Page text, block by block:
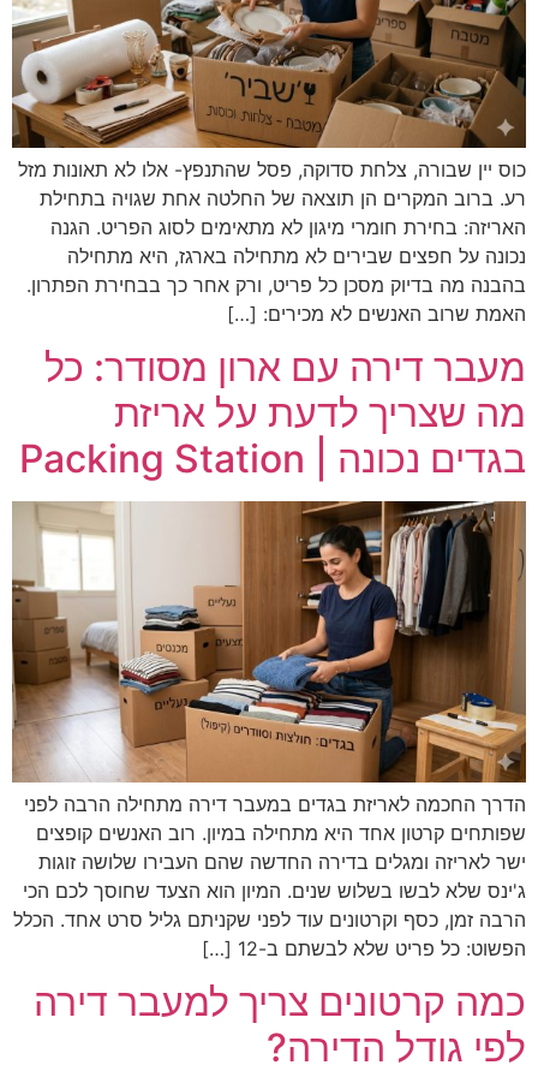
כוס יין שבורה, צלחת סדוקה, פסל שהתנפץ- אלו לא תאונות מזל
רע. ברוב המקרים הן תוצאה של החלטה אחת שגויה בתחילת
האריזה: בחירת חומרי מיגון לא מתאימים לסוג הפריט. הגנה
נכונה על חפצים שבירים לא מתחילה בארגז, היא מתחילה
בהבנה מה בדיוק מסכן כל פריט, ורק אחר כך בבחירת הפתרון.
האמת שרוב האנשים לא מכירים: […]
מעבר דירה עם ארון מסודר: כל
מה שצריך לדעת על אריזת
בגדים נכונה | Packing Station
הדרך החכמה לאריזת בגדים במעבר דירה מתחילה הרבה לפני
שפותחים קרטון אחד היא מתחילה במיון. רוב האנשים קופצים
ישר לאריזה ומגלים בדירה החדשה שהם העבירו שלושה זוגות
ג'ינס שלא לבשו בשלוש שנים. המיון הוא הצעד שחוסך לכם הכי
הרבה זמן, כסף וקרטונים עוד לפני שקניתם גליל סרט אחד. הכלל
הפשוט: כל פריט שלא לבשתם ב-12 […]
כמה קרטונים צריך למעבר דירה
לפי גודל הדירה?